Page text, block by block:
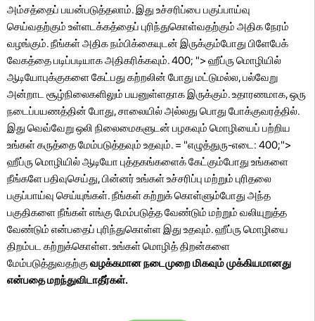
அம்சத்தைப் பயன்படுத்தலாம். இது உச்சரிப்பை பகுப்பாய்வு
செய்வதற்கும் உள்ளடக்கத்தைப் புரிந்துகொள்வதற்கும் அதிக நேரம்
வழங்கும். நீங்கள் அதிக நம்பிக்கையுடன் இருக்கும்போது பிளேபேக்
வேகத்தை படிப்படியாக அதிகரிக்கவும். 400; "> ஹீப்ரு மொழியில்
ஆடியோபுக்குகளை கேட்பது கற்றலின் போது மட்டுமல்ல, பல்வேறு
அன்றாட சூழ்நிலைகளிலும் பயனுள்ளதாக இருக்கும். உதாரணமாக, ஒரு
நடைப்பயணத்தின் போது, ​​சாலையில் அல்லது பொது போக்குவரத்தில்.
இது வெவ்வேறு ஒலி நிலைமைகளுடன் பழகவும் மொழியைப் பற்றிய
உங்கள் கருத்தை மேம்படுத்தவும் உதவும். = "எழுத்துரு-எடை: 400;">
ஹீப்ரு மொழியில் ஆடியோ புத்தகங்களைக் கேட்கும்போது உங்களை
நீங்களே பதிவுசெய்து, பின்னர் உங்கள் உச்சரிப்பு மற்றும் புரிதலை
பகுப்பாய்வு செய்யுங்கள். நீங்கள் கற்றுக் கொள்ளும்போது அந்த
பகுதிகளை நீங்கள் எங்கு மேம்படுத்த வேண்டும் மற்றும் வலியுறுத்த
வேண்டும் என்பதைப் புரிந்துகொள்ள இது உதவும். ஹீப்ரு மொழியை
திறம்பட கற்றுக்கொள்ள. உங்கள் மொழித் திறன்களை
மேம்படுத்துவதற்குவழக்கமான நடைமுறை மிகவும் முக்கியமானது
என்பதை மறந்துவிடாதீர்கள்.